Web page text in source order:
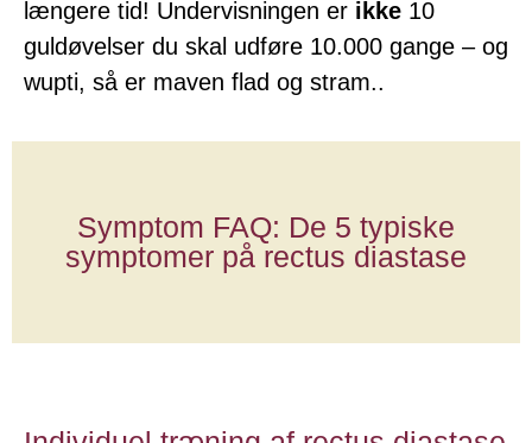
længere tid! Undervisningen er ikke 10
guldøvelser du skal udføre 10.000 gange – og
wupti, så er maven flad og stram..
Symptom FAQ: De 5 typiske
symptomer på rectus diastase